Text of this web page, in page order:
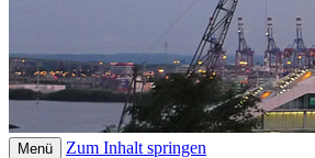
Menü Zum Inhalt springen